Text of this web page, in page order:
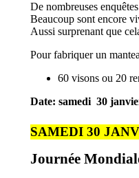
De nombreuses
Beaucoup sont encore
Aussi surprenant que
Pour fabriquer un
60 visons ou 20
Date: samedi 30
SAMEDI 30
Journée